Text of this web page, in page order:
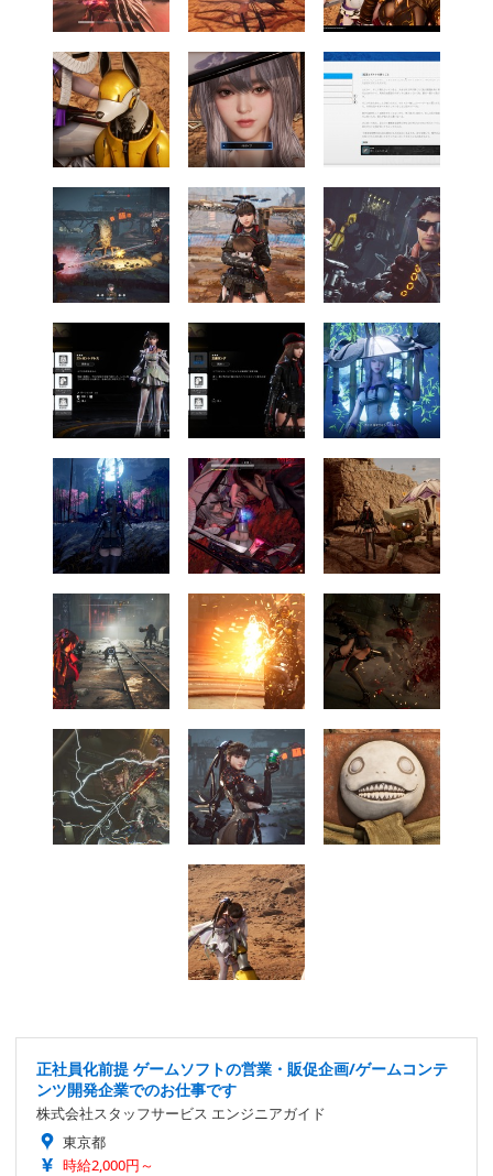
正社員化前提 ゲームソフトの営業・販促企画/ゲームコンテ
ンツ開発企業でのお仕事です
株式会社スタッフサービス エンジニアガイド
東京都
時給2,000円～